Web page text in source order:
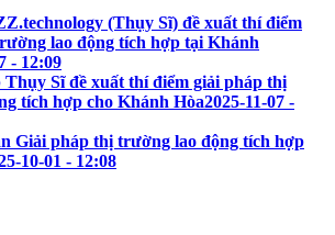
(Thụy Sĩ) đề xuất thí điểm
lao động tích hợp tại Khánh
- 12:09
Thụy Sĩ đề xuất thí điểm giải pháp thị
tích hợp cho Khánh Hòa2025-11-07 -
Giải pháp thị trường lao động tích hợp
10-01 - 12:08